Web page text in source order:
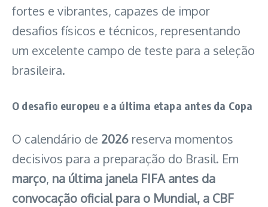
fortes e vibrantes, capazes de impor
desafios físicos e técnicos, representando
um excelente campo de teste para a seleção
brasileira.
O desafio europeu e a última etapa antes da Copa
O calendário de 2026 reserva momentos
decisivos para a preparação do Brasil. Em
março, na última janela FIFA antes da
convocação oficial para o Mundial, a CBF